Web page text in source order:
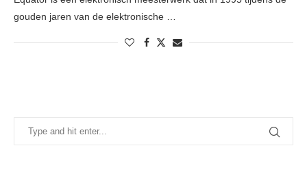
gouden jaren van de elektronische …